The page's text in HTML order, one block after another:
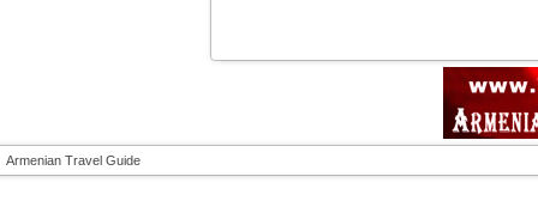
Armenian Travel Guide